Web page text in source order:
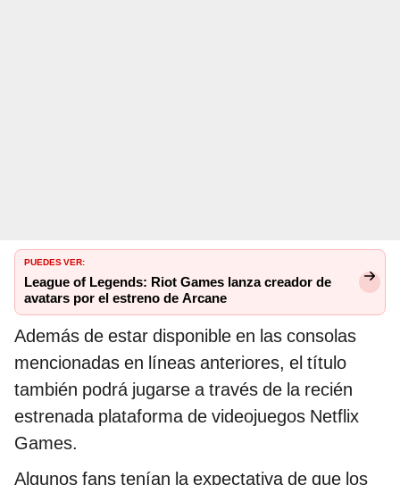
PUEDES VER:
League of Legends: Riot Games lanza creador de
avatars por el estreno de Arcane
Además de estar disponible en las consolas
mencionadas en líneas anteriores, el título
también podrá jugarse a través de la recién
estrenada plataforma de videojuegos Netflix
Games.
Algunos fans tenían la expectativa de que los